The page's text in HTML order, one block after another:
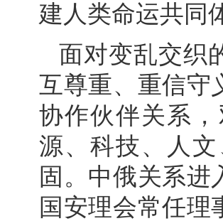
建人类命运共同
面对变乱交织
互尊重、重信守
协作伙伴关系
源、科技、人
固。中俄关系进
国安理会常任理